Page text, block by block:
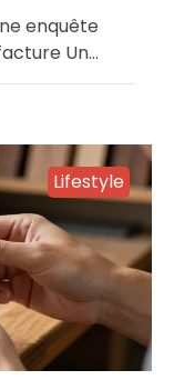
enquête
Un…
Lifestyle